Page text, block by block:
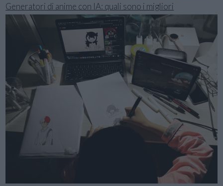
Generatori di anime con IA: quali sono i migliori